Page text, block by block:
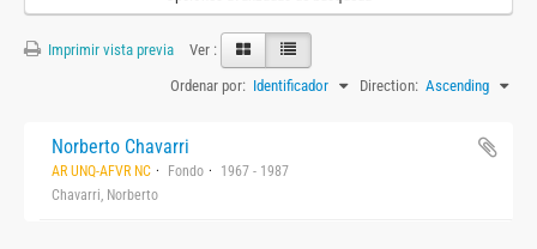
Imprimir vista previa
Ver :
Ordenar por: Identificador Direction: Ascending
Norberto Chavarri
AR UNQ-AFVR NC Fondo
1967 - 1987
Chavarri, Norberto